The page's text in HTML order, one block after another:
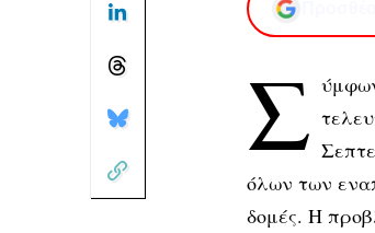
Σ
όλων των
δομές. Η